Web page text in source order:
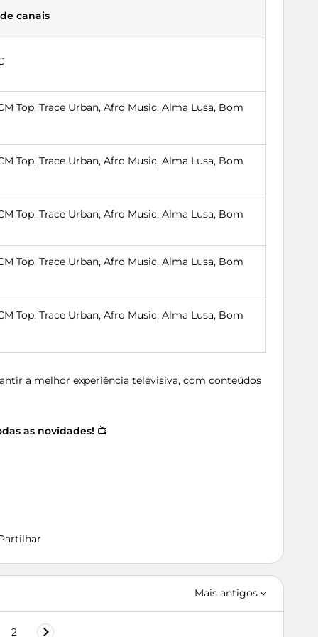
canais
Top, Trace Urban, Afro Music, Alma Lusa, Bom
Top, Trace Urban, Afro Music, Alma Lusa, Bom
Top, Trace Urban, Afro Music, Alma Lusa, Bom
Top, Trace Urban, Afro Music, Alma Lusa, Bom
Top, Trace Urban, Afro Music, Alma Lusa, Bom
a melhor experiência televisiva, com conteúdos
as novidades! 📺
Mais antigos
2